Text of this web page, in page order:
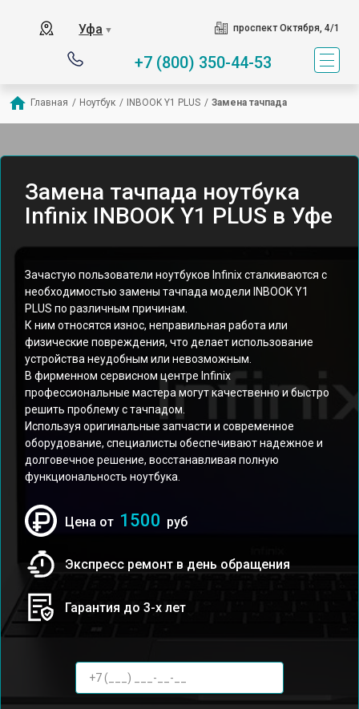
Уфа ▼ проспект Октября, 4/1
+7 (800) 350-44-53
Главная / Ноутбук / INBOOK Y1 PLUS / Замена тачпада
Замена тачпада ноутбука
Infinix INBOOK Y1 PLUS в Уфе
Зачастую пользователи ноутбуков Infinix сталкиваются с
необходимостью замены тачпада модели INBOOK Y1
PLUS по различным причинам.
К ним относятся износ, неправильная работа или
физические повреждения, что делает использование
устройства неудобным или невозможным.
В фирменном сервисном центре Infinix
профессиональные мастера могут качественно и быстро
решить проблему с тачпадом.
Используя оригинальные запчасти и современное
оборудование, специалисты обеспечивают надежное и
долговечное решение, восстанавливая полную
функциональность ноутбука.
Цена от 1500 руб
Экспресс ремонт в день обращения
Гарантия до 3-х лет